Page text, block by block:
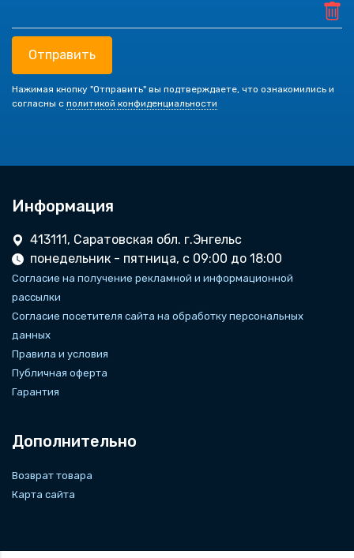
Отправить
Нажимая кнопку "Отправить" вы подтверждаете, что ознакомились и
согласны с политикой конфиденциальности
Информация
413111, Саратовская обл. г.Энгельс
понедельник - пятница, с 09:00 до 18:00
Согласие на получение рекламной и информационной
рассылки
Согласие посетителя сайта на обработку персональных
данных
Правила и условия
Публичная оферта
Гарантия
Дополнительно
Возврат товара
Карта сайта